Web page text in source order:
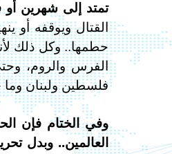
تمتد إلى شهرين أو
القتال ويوقفه أو
حطمها.. وكل ذلك
الفرس والروم،
فلسطين ولبنان وما
وفي الختام فإن
العالمين.. وبدل